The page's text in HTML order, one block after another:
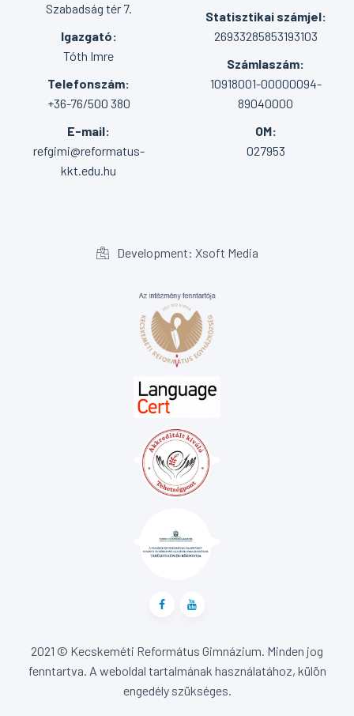
Szabadság tér 7.
Igazgató:
Tóth Imre
Telefonszám:
+36-76/500 380
E-mail:
refgimi@reformatus-
kkt.edu.hu
Statisztikai számjel:
26933285853193103
Számlaszám:
10918001-00000094-
89040000
OM:
027953
Development: Xsoft Media
2021 © Kecskeméti Református Gimnázium. Minden jog
fenntartva. A weboldal tartalmának használatához, külön
engedély szükséges.